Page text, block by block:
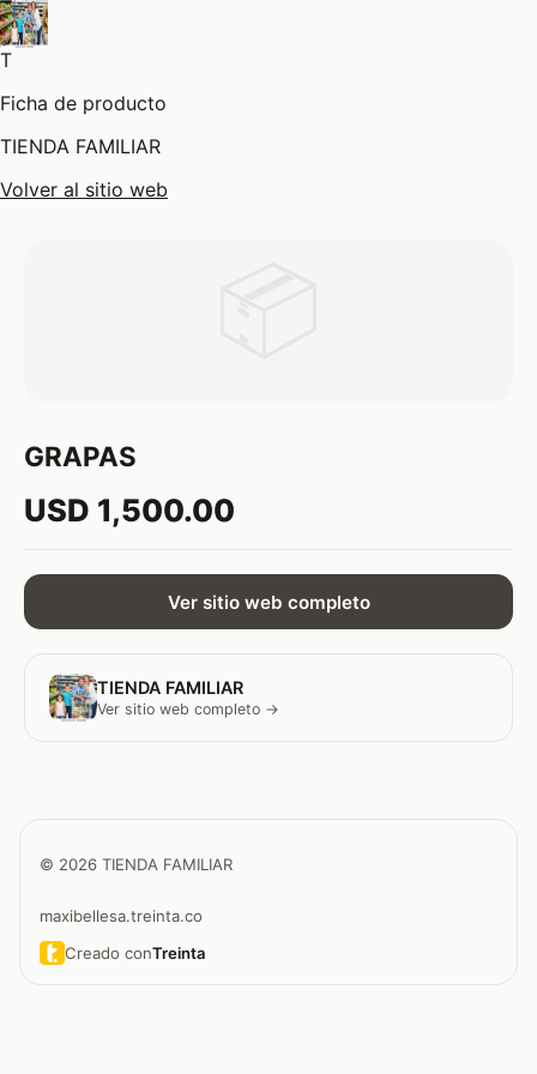
T
Ficha de producto
TIENDA FAMILIAR
Volver al sitio web
GRAPAS
USD 1,500.00
Ver sitio web completo
TIENDA FAMILIAR
Ver sitio web completo →
© 2026 TIENDA FAMILIAR
maxibellesa.treinta.co
Creado conTreinta